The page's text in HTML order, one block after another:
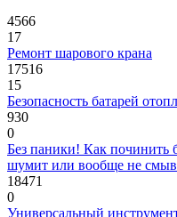
4566
17
Ремонт шарового крана
17516
15
Безопасность батарей
930
0
Без паники! Как починить
шумит или вообще не
18471
0
Универсальный